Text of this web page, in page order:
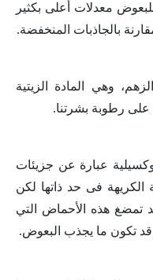
معدلات أعلى بكثير
بالجاذبات المنخفضة.
وهي المادة الزيتية
رطوبة بشرتنا.
عبارة عن جزيئات
الكريهة فى حد ذاتها لكن
تمضغ هذه الأحماض التي
قد تكون ما يجذب البعوض.